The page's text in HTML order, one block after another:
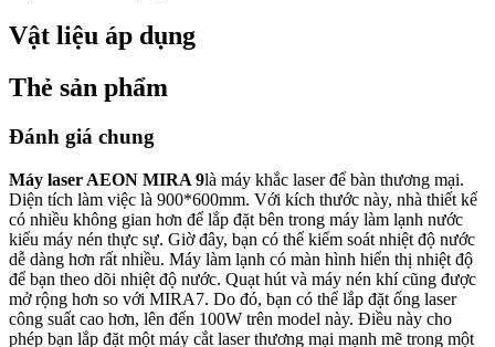
Vật liệu áp dụng
Thẻ sản phẩm
Đánh giá chung
Máy laser AEON MIRA 9là máy khắc laser để bàn thương mại.
Diện tích làm việc là 900*600mm. Với kích thước này, nhà thiết kế
có nhiều không gian hơn để lắp đặt bên trong máy làm lạnh nước
kiểu máy nén thực sự. Giờ đây, bạn có thể kiểm soát nhiệt độ nước
dễ dàng hơn rất nhiều. Máy làm lạnh có màn hình hiển thị nhiệt độ
để bạn theo dõi nhiệt độ nước. Quạt hút và máy nén khí cũng được
mở rộng hơn so với MIRA7. Do đó, bạn có thể lắp đặt ống laser
công suất cao hơn, lên đến 100W trên model này. Điều này cho
phép bạn lắp đặt một máy cắt laser thương mại mạnh mẽ trong một